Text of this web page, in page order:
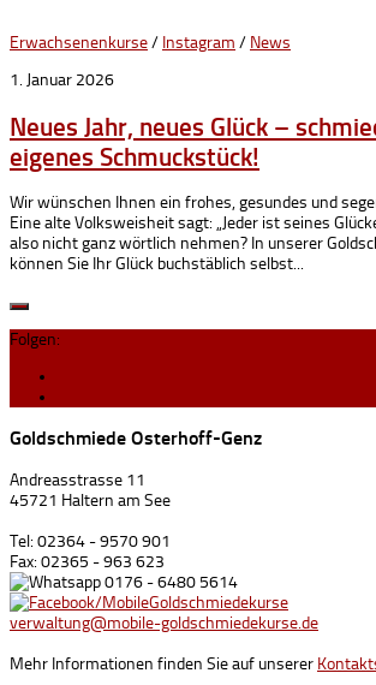
Erwachsenenkurse/ Instagram / News
1. Januar 2026
Neues Jahr, neues Glück –
eigenes Schmuckstück!
Wir wünschen Ihnen ein frohes, gesundes und
Eine alte Volksweisheit sagt: „Jeder ist seines
also nicht ganz wörtlich nehmen? In unserer
können Sie Ihr Glück buchstäblich selbst...
Folgen:
Goldschmiede Osterhoff-Genz
Andreasstrasse 11
45721 Haltern am See
Tel: 02364 - 9570 901
Fax: 02365 - 963 623
0176 - 6480 5614
/MobileGoldschmiedekurse
verwaltung@mobile-goldschmiedekurse.de
Mehr Informationen finden Sie auf unserer